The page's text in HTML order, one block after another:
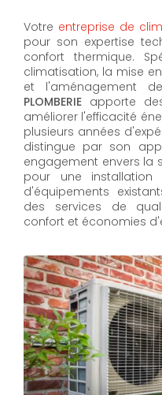
Votre entreprise de
pour son expertise
confort thermique.
climatisation, la mise
et l'aménagement
PLOMBERIE apporte
améliorer l'efficacité
plusieurs années
distingue par son
engagement envers la
pour une
d'équipements
des services de
confort et économies